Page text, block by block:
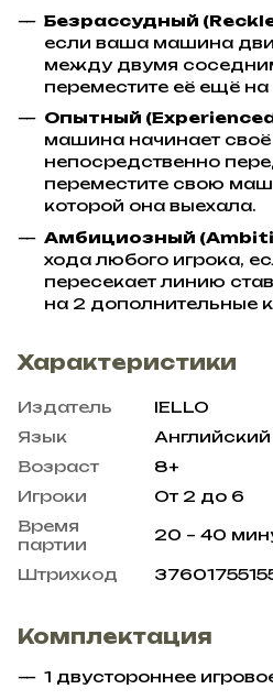
Безрассудный
если ваша машина
между двумя
переместите её ещё на
Опытный
машина начинает
непосредственно
переместите свою
которой она выехала.
Амбициозный
хода любого игрока,
пересекает линию
на 2 дополнительные
Характеристики
Издатель
IELLO
Язык
Английский
Возраст
8+
Игроки
От 2 до 6
Время
партии
20 – 40
Штрихкод
Комплектация
1 двустороннее